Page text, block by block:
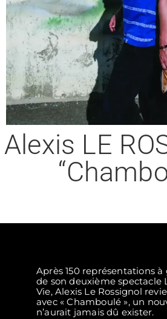
Alexis LE
Après 150 représentations
de son deuxième spectacle
Vie, Alexis Le Rossignol
avec « Chamboulé », un
n’aurait jamais dû exister.